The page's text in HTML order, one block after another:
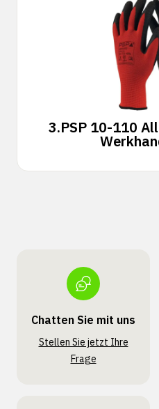
3.PSP 10-110
Chatten Sie mit uns
Stellen Sie jetzt Ihre
Frage